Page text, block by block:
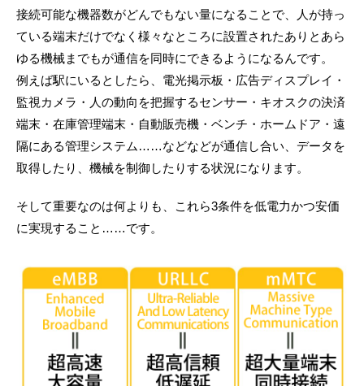
接続可能な機器数がどんでもない量になることで、人が持っ
ている端末だけでなく様々なところに設置されたありとあら
ゆる機械までもが通信を同時にできるようになるんです。
例えば駅にいるとしたら、電光掲示板・広告ディスプレイ・
監視カメラ・人の動向を把握するセンサー・キオスクの決済
端末・在庫管理端末・自動販売機・ベンチ・ホームドア・遠
隔にある管理システム……などなどが通信し合い、データを
取得したり、機械を制御したりする状況になります。
そして重要なのは何よりも、これら3条件を低電力かつ安価
に実現すること……です。